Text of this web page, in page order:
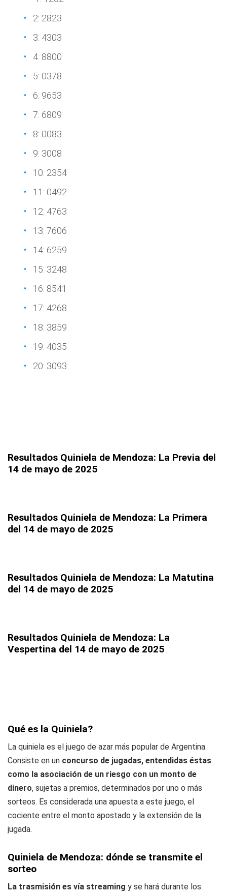
2: 2823
3: 4303
4: 8800
5: 0378
6: 9653
7: 6809
8: 0083
9: 3008
10: 2354
11: 0492
12: 4763
13: 7606
14: 6259
15: 3248
16: 8541
17: 4268
18: 3859
19: 4035
20: 3093
Resultados Quiniela de Mendoza: La Previa del
14 de mayo de 2025
Resultados Quiniela de Mendoza: La Primera
del 14 de mayo de 2025
Resultados Quiniela de Mendoza: La Matutina
del 14 de mayo de 2025
Resultados Quiniela de Mendoza: La
Vespertina del 14 de mayo de 2025
Qué es la Quiniela?
La quiniela es el juego de azar más popular de Argentina.
Consiste en un concurso de jugadas, entendidas éstas
como la asociación de un riesgo con un monto de
dinero, sujetas a premios, determinados por uno o más
sorteos. Es considerada una apuesta a este juego, el
cociente entre el monto apostado y la extensión de la
jugada.
Quiniela de Mendoza: dónde se transmite el
sorteo
La trasmisión es vía streaming y se hará durante los